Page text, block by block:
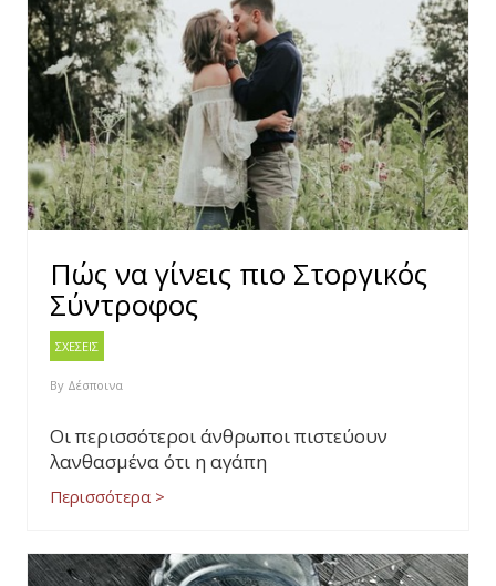
Πώς να γίνεις πιο Στοργικός
Σύντροφος
ΣΧΕΣΕΙΣ
By Δέσποινα
Οι περισσότεροι άνθρωποι πιστεύουν
λανθασμένα ότι η αγάπη
Περισσότερα >